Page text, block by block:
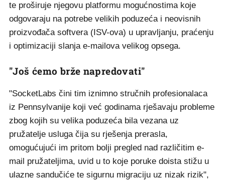
te proširuje njegovu platformu mogućnostima koje
odgovaraju na potrebe velikih poduzeća i neovisnih
proizvođača softvera (ISV-ova) u upravljanju, praćenju
i optimizaciji slanja e-mailova velikog opsega.
"Još ćemo brže napredovati"
"SocketLabs čini tim iznimno stručnih profesionalaca
iz Pennsylvanije koji već godinama rješavaju probleme
zbog kojih su velika poduzeća bila vezana uz
pružatelje usluga čija su rješenja prerasla,
omogućujući im pritom bolji pregled nad različitim e-
mail pružateljima, uvid u to koje poruke doista stižu u
ulazne sandučiće te sigurnu migraciju uz nizak rizik",